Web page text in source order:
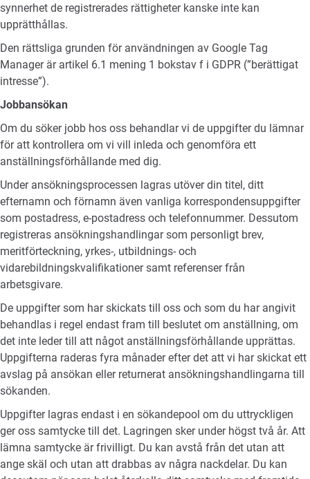
synnerhet de registrerades rättigheter kanske inte kan
upprätthållas.
Den rättsliga grunden för användningen av Google Tag
Manager är artikel 6.1 mening 1 bokstav f i GDPR (”berättigat
intresse”).
Jobbansökan
Om du söker jobb hos oss behandlar vi de uppgifter du lämnar
för att kontrollera om vi vill inleda och genomföra ett
anställningsförhållande med dig.
Under ansökningsprocessen lagras utöver din titel, ditt
efternamn och förnamn även vanliga korrespondensuppgifter
som postadress, e-postadress och telefonnummer. Dessutom
registreras ansökningshandlingar som personligt brev,
meritförteckning, yrkes-, utbildnings- och
vidarebildningskvalifikationer samt referenser från
arbetsgivare.
De uppgifter som har skickats till oss och som du har angivit
behandlas i regel endast fram till beslutet om anställning, om
det inte leder till att något anställningsförhållande upprättas.
Uppgifterna raderas fyra månader efter det att vi har skickat ett
avslag på ansökan eller returnerat ansökningshandlingarna till
sökanden.
Uppgifter lagras endast i en sökandepool om du uttryckligen
ger oss samtycke till det. Lagringen sker under högst två år. Att
lämna samtycke är frivilligt. Du kan avstå från det utan att
ange skäl och utan att drabbas av några nackdelar. Du kan